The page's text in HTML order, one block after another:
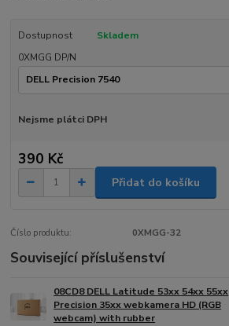
Dostupnost
Skladem
0XMGG DP/N
Nejsme plátci DPH
390 Kč
Přidat do košíku
Číslo produktu: 0XMGG-32
Související příslušenství
08CD8 DELL Latitude 53xx 54xx 55xx
Precision 35xx webkamera HD (RGB
webcam) with rubber